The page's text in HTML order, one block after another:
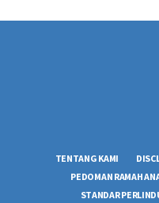
TENTANG KAMI
PEDOMAN RAMAH
STANDAR